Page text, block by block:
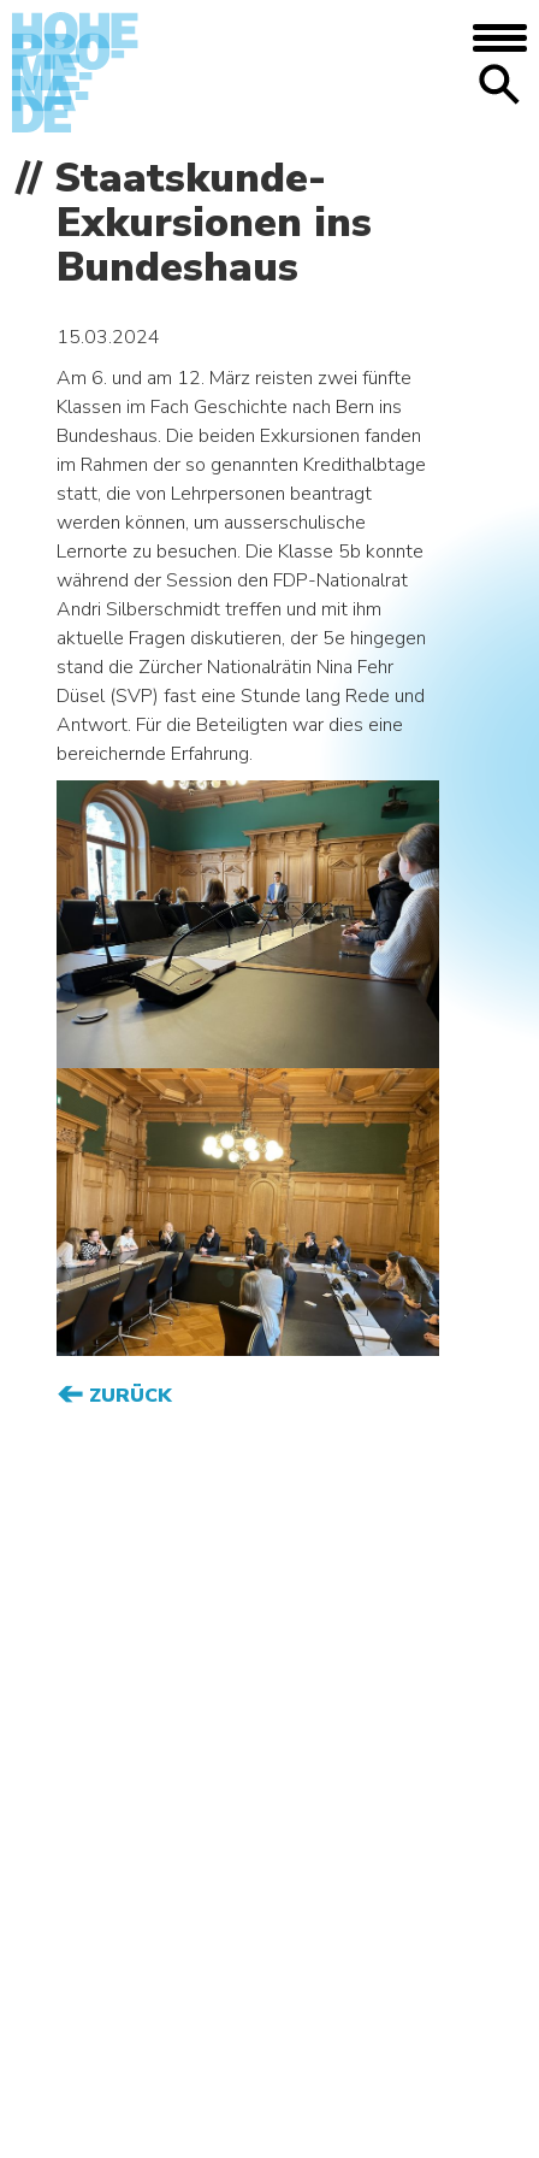
AGENDA
NEWS
DIE SCHULE
Anfahrt/Lage – Mediothek – Mensa –
Galerie – Geschichte
MENSCHEN
Nachilfe und Tutorat – Beratung – Bei
Staatskunde-
Exkursionen ins
Bundeshaus
15.03.2024
Am 6. und am 12. März reisten zwei fünfte
Klassen im Fach Geschichte nach Bern ins
Bundeshaus. Die beiden Exkursionen fanden
im Rahmen der so genannten Kredithalbtage
statt, die von Lehrpersonen beantragt
werden können, um ausserschulische
Lernorte zu besuchen. Die Klasse 5b konnte
während der Session den FDP-Nationalrat
Andri Silberschmidt treffen und mit ihm
aktuelle Fragen diskutieren, der 5e hingegen
stand die Zürcher Nationalrätin Nina Fehr
Düsel (SVP) fast eine Stunde lang Rede und
Antwort. Für die Beteiligten war dies eine
bereichernde Erfahrung.
ZURÜCK